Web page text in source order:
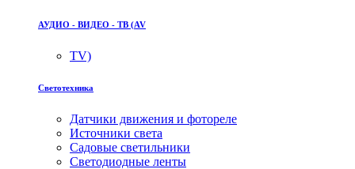
АУДИО - ВИДЕО - ТВ (AV
TV)
Светотехника
Датчики движения и фотореле
Источники света
Садовые светильники
Светодиодные ленты